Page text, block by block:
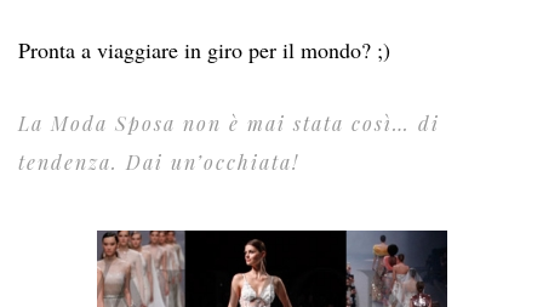
Pronta a viaggiare in giro per il mondo? ;)
La Moda Sposa non è mai stata così… di
tendenza. Dai un’occhiata!